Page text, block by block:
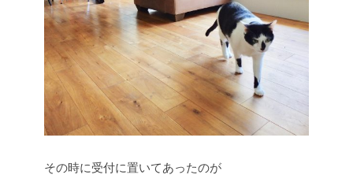
その時に受付に置いてあったのが